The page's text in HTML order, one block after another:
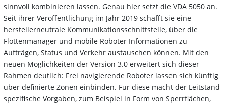
sinnvoll kombinieren lassen. Genau hier setzt die VDA 5050 an.
Seit ihrer Veröffentlichung im Jahr 2019 schafft sie eine
herstellerneutrale Kommunikationsschnittstelle, über die
Flottenmanager und mobile Roboter Informationen zu
Aufträgen, Status und Verkehr austauschen können. Mit den
neuen Möglichkeiten der Version 3.0 erweitert sich dieser
Rahmen deutlich: Frei navigierende Roboter lassen sich künftig
über definierte Zonen einbinden. Für diese macht der Leitstand
spezifische Vorgaben, zum Beispiel in Form von Sperrflächen,